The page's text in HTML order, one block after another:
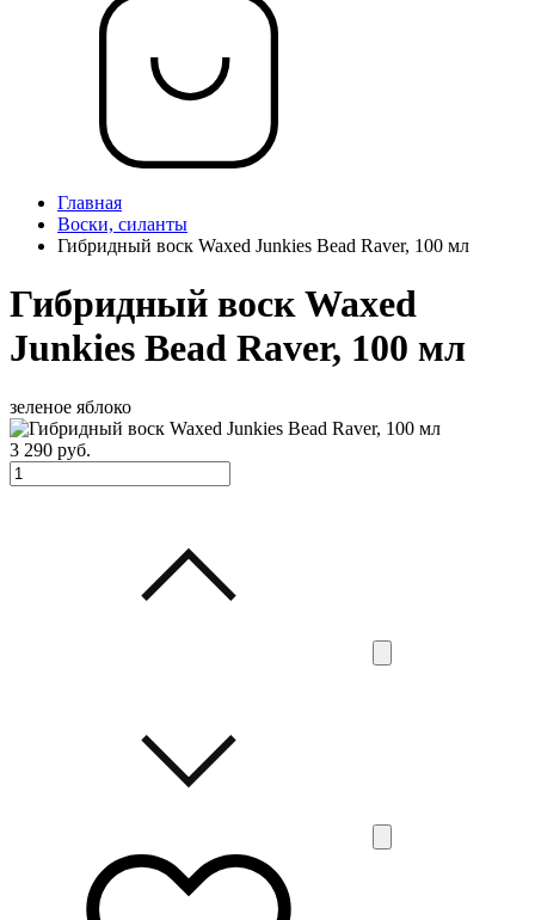
Главная
Воски, силанты
Гибридный воск Waxed Junkies Bead Raver, 100 мл
Гибридный воск Waxed
Junkies Bead Raver, 100 мл
зеленое яблоко
3 290 руб.